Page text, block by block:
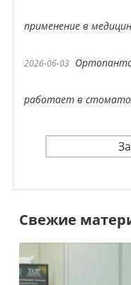
применение в
2026-06-03
работает в
Свежие